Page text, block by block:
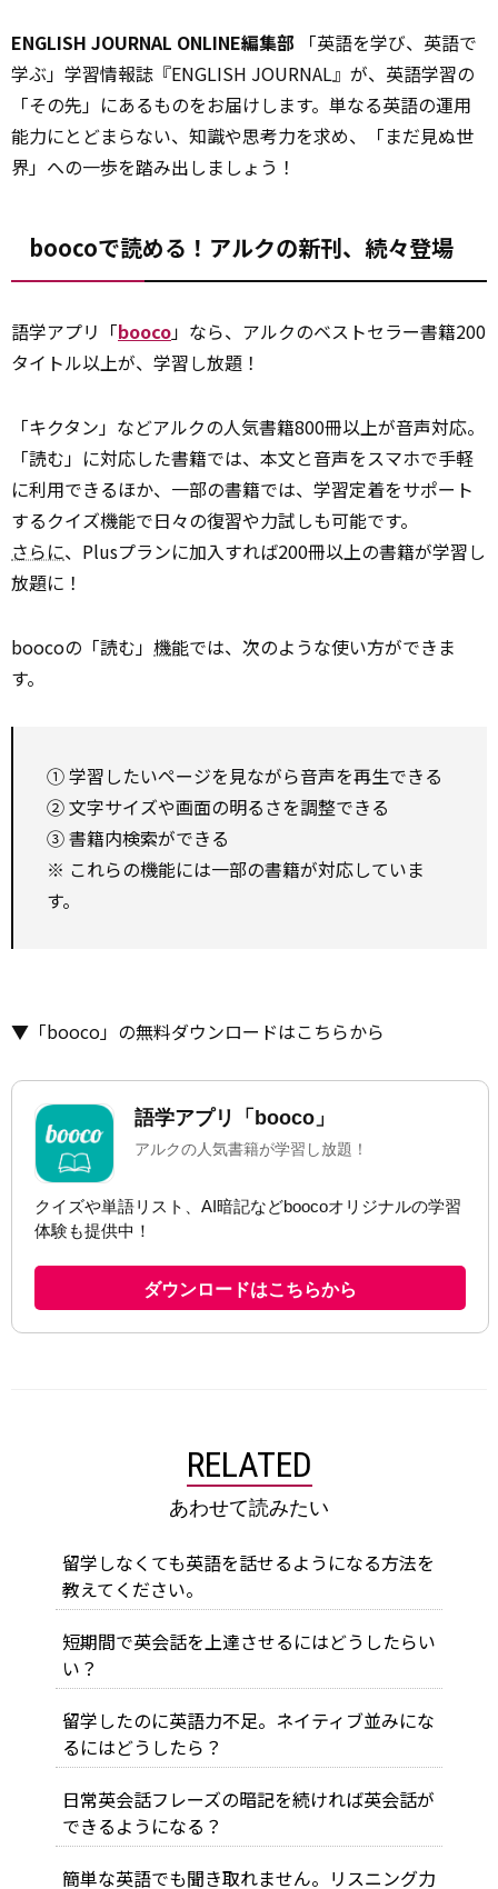
ENGLISH JOURNAL ONLINE編集部 「英語を学び、英語で
学ぶ」学習情報誌『ENGLISH JOURNAL』が、英語学習の
「その先」にあるものをお届けします。単なる英語の運用
能力にとどまらない、知識や思考力を求め、「まだ見ぬ世
界」への一歩を踏み出しましょう！
boocoで読める！アルクの新刊、続々登場
語学アプリ「booco」なら、アルクのベストセラー書籍200
タイトル以上が、学習し放題！
「キクタン」などアルクの人気書籍800冊以上が音声対応。
「読む」に対応した書籍では、本文と音声をスマホで手軽
に利用できるほか、一部の書籍では、学習定着をサポート
するクイズ機能で日々の復習や力試しも可能です。
さらに、Plusプランに加入すれば200冊以上の書籍が学習し
放題に！
boocoの「読む」 機能では、次のような使い方ができま
す。
① 学習したいページを見ながら音声を再生できる
② 文字サイズや画面の明るさを調整できる
③ 書籍内検索ができる
※ これらの機能には一部の書籍が対応していま
す。
▼「booco」の無料ダウンロードはこちらから
RELATED
あわせて読みたい
留学しなくても英語を話せるようになる方法を
教えてください。
短期間で英会話を上達させるにはどうしたらい
い？
留学したのに英語力不足。ネイティブ並みにな
るにはどうしたら？
日常英会話フレーズの暗記を続ければ英会話が
できるようになる？
簡単な英語でも聞き取れません。リスニング力